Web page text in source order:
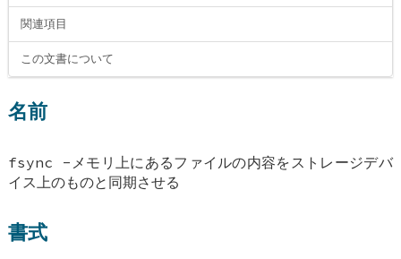
関連項目
この文書について
名前
fsync -メモリ上にあるファイルの内容をストレージデバ
イス上のものと同期させる
書式